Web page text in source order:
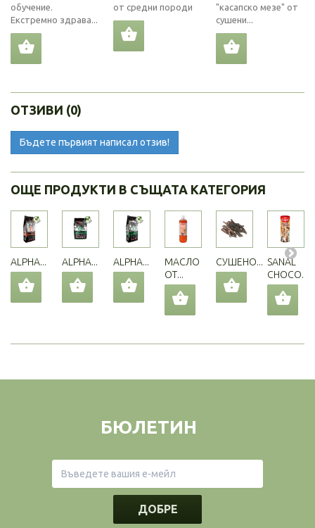
обучение.
Екстремно здрава...
от средни породи
"касапско мезе" от
сушени...
ОТЗИВИ (0)
Бъдете първият написал отзив!
ОЩЕ ПРОДУКТИ В СЪЩАТА КАТЕГОРИЯ
ALPHA... ALPHA... ALPHA...
МАСЛО
ОТ...
СУШЕНО... SANAL
CHOCO...
БЮЛЕТИН
ДОБРЕ